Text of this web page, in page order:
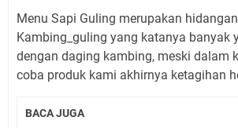
Menu Sapi Guling merupakan
Kambing_guling yang katanya banyak
dengan daging kambing, meski dalam
coba produk kami akhirnya ketagihan
BACA JUGA